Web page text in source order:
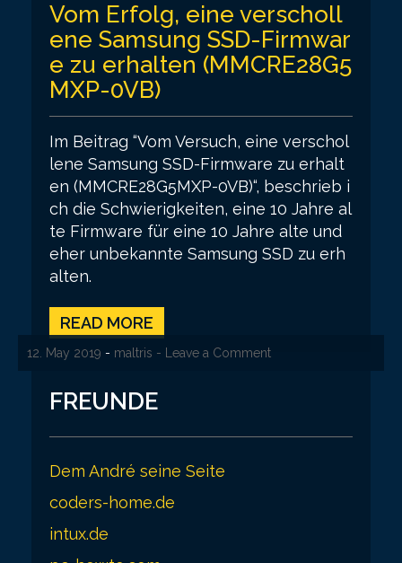
12. May 2019 - maltris - Leave a Comment
Vom Erfolg, eine verscholl
ene Samsung SSD-Firmwar
e zu erhalten (MMCRE28G5
MXP-0VB)
Im Beitrag “Vom Versuch, eine verschol
lene Samsung SSD-Firmware zu erhalt
en (MMCRE28G5MXP-0VB)“, beschrieb i
ch die Schwierigkeiten, eine 10 Jahre al
te Firmware für eine 10 Jahre alte und
eher unbekannte Samsung SSD zu erh
alten.
READ MORE
FREUNDE
Dem André seine Seite
coders-home.de
intux.de